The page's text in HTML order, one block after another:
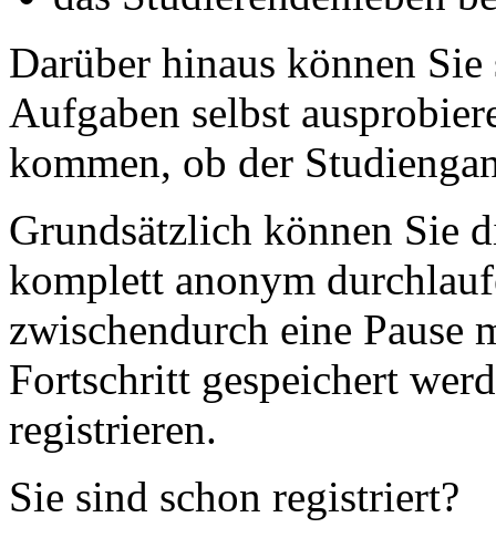
Darüber hinaus können
Aufgaben selbst
kommen, ob der
Grundsätzlich können Sie
komplett anonym
zwischendurch eine Pause
Fortschritt gespeichert
registrieren.
Sie sind schon registriert?